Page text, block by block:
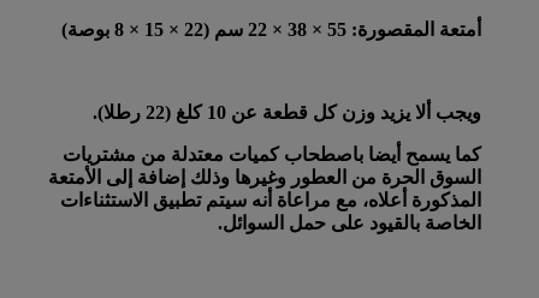
أمتعة المقصورة: 55 × 38 × 22 سم (22 × 15 × 8 بوصة)
ويجب ألا يزيد وزن كل قطعة عن 10 كلغ (22 رطلا).
كما يسمح أيضا باصطحاب كميات معتدلة من مشتريات
السوق الحرة من العطور وغيرها وذلك إضافة إلى الأمتعة
المذكورة أعلاه، مع مراعاة أنه سيتم تطبيق الاستثناءات
الخاصة بالقيود على حمل السوائل.